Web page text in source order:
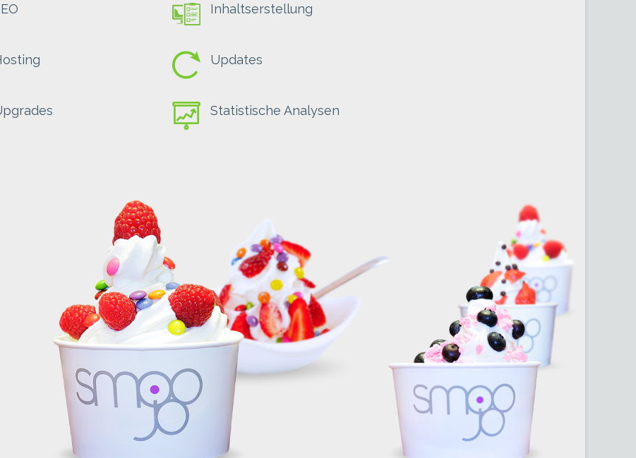
Inhaltserstellung
Updates
Statistische Analysen